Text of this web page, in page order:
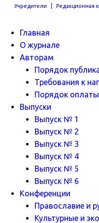
Учредители Редакционная
Главная
О журнале
Авторам
Порядок
Требования к
Порядок оплаты
Выпуски
Выпуск № 1
Выпуск № 2
Выпуск № 3
Выпуск № 4
Выпуск № 5
Выпуск № 6
Конференции
Православие и
Культурные и